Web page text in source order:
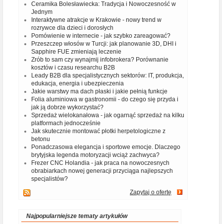
Ceramika Bolesławiecka: Tradycja i Nowoczesność w
Jednym
Interaktywne atrakcje w Krakowie - nowy trend w
rozrywce dla dzieci i dorosłych
Pomówienie w internecie - jak szybko zareagować?
Przeszczep włosów w Turcji: jak planowanie 3D, DHI i
Sapphire FUE zmieniają leczenie
Zrób to sam czy wynajmij infobrokera? Porównanie
kosztów i czasu researchu B2B
Leady B2B dla specjalistycznych sektorów: IT, produkcja,
edukacja, energia i ubezpieczenia
Jakie warstwy ma dach płaski i jakie pełnią funkcje
Folia aluminiowa w gastronomii - do czego się przyda i
jak ją dobrze wykorzystać?
Sprzedaż wielokanałowa - jak ogarnąć sprzedaż na kilku
platformach jednocześnie
Jak skutecznie montować płotki herpetologiczne z
betonu
Ponadczasowa elegancja i sportowe emocje. Dlaczego
brytyjska legenda motoryzacji wciąż zachwyca?
Frezer CNC Holandia - jak praca na nowoczesnych
obrabiarkach nowej generacji przyciąga najlepszych
specjalistów?
Zapytaj o ofertę
Najpopularniejsze tematy artykułów